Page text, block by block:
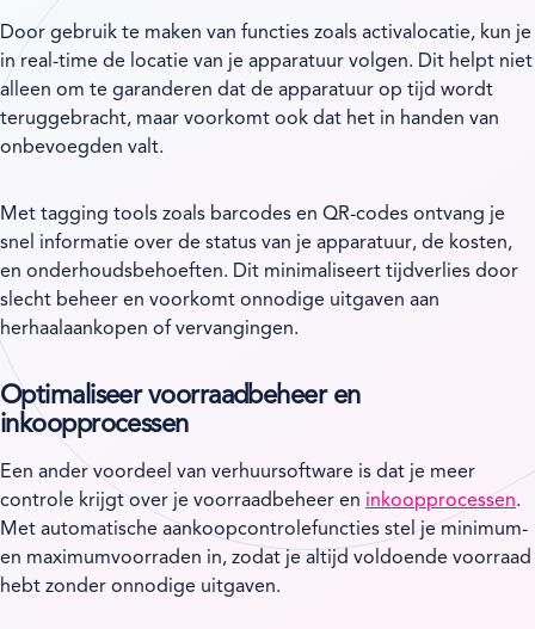
Door gebruik te maken van functies zoals activalocatie, kun je
in real-time de locatie van je apparatuur volgen. Dit helpt niet
alleen om te garanderen dat de apparatuur op tijd wordt
teruggebracht, maar voorkomt ook dat het in handen van
onbevoegden valt.
Met tagging tools zoals barcodes en QR-codes ontvang je
snel informatie over de status van je apparatuur, de kosten,
en onderhoudsbehoeften. Dit minimaliseert tijdverlies door
slecht beheer en voorkomt onnodige uitgaven aan
herhaalaankopen of vervangingen.
Optimaliseer voorraadbeheer en
inkoopprocessen
Een ander voordeel van verhuursoftware is dat je meer
controle krijgt over je voorraadbeheer en inkoopprocessen.
Met automatische aankoopcontrolefuncties stel je minimum-
en maximumvoorraden in, zodat je altijd voldoende voorraad
hebt zonder onnodige uitgaven.